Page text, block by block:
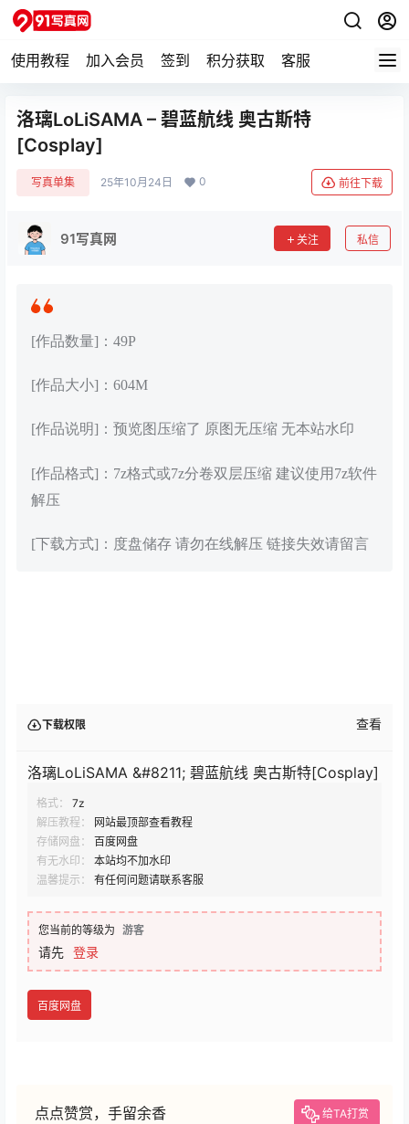
使用教程 加入会员 签到 积分获取 客服
洛璃LoLiSAMA – 碧蓝航线 奥古斯特
[Cosplay]
写真单集 25年10月24日 0 前往下载
91写真网 关注 私信
[作品数量]：49P
[作品大小]：604M
[作品说明]：预览图压缩了 原图无压缩 无本站水印
[作品格式]：7z格式或7z分卷双层压缩 建议使用7z软件
解压
[下载方式]：度盘储存 请勿在线解压 链接失效请留言
下载权限 查看
洛璃LoLiSAMA &#8211; 碧蓝航线 奥古斯特[Cosplay]
格式：
7z
解压教程：
网站最顶部查看教程
存储网盘：
百度网盘
有无水印：
本站均不加水印
温馨提示：
有任何问题请联系客服
您当前的等级为 游客
请先 登录
百度网盘
点点赞赏，手留余香 给TA打赏